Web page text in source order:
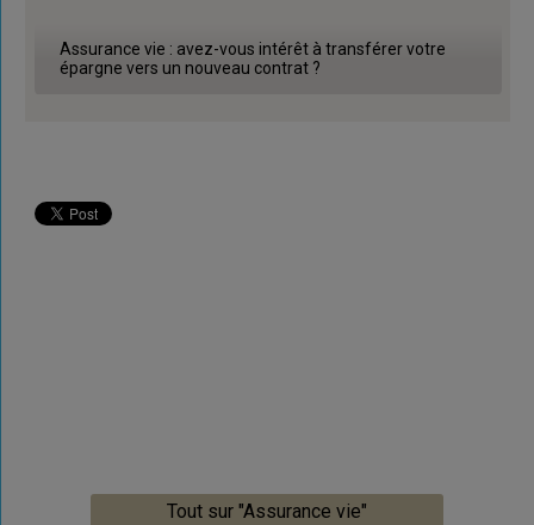
Assurance vie : avez-vous intérêt à transférer votre
épargne vers un nouveau contrat ?
Tout sur "Assurance vie"